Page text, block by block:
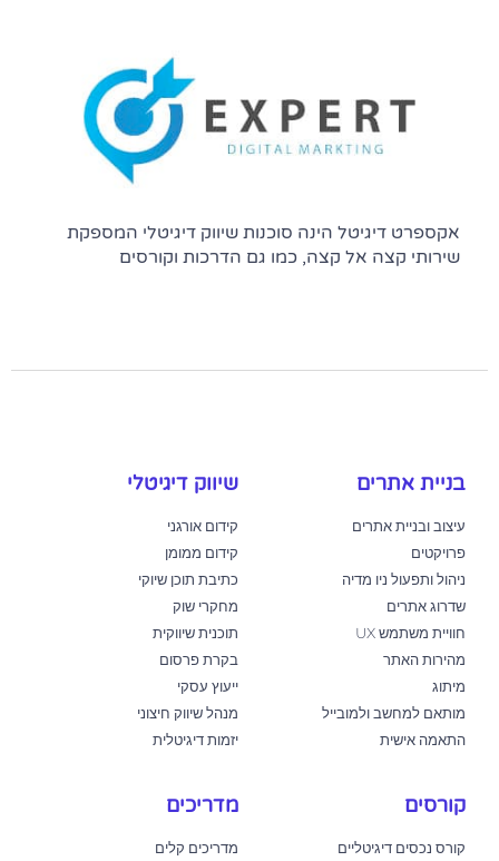
אקספרט דיגיטל הינה סוכנות שיווק דיגיטלי המספקת
שירותי קצה אל קצה, כמו גם הדרכות וקורסים
בניית אתרים
עיצוב ובניית אתרים
פרויקטים
ניהול ותפעול ניו מדיה
שדרוג אתרים
חוויית משתמש UX
מהירות האתר
מיתוג
מותאם למחשב ולמובייל
התאמה אישית
שיווק דיגיטלי
קידום אורגני
קידום ממומן
כתיבת תוכן שיוקי
מחקרי שוק
תוכנית שיווקית
בקרת פרסום
ייעוץ עסקי
מנהל שיווק חיצוני
יזמות דיגיטלית
קורסים
קורס נכסים דיגיטליים
מדריכים
מדריכים קלים